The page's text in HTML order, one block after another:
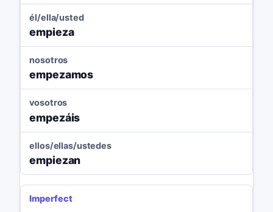
él/ella/usted
empieza
nosotros
empezamos
vosotros
empezáis
ellos/ellas/ustedes
empiezan
Imperfect